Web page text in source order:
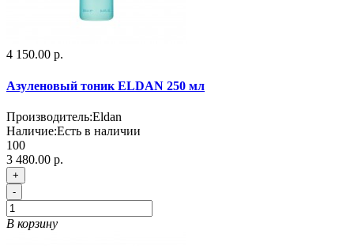
4 150.00 р.
Азуленовый тоник ELDAN 250 мл
Производитель:Eldan
Наличие:Есть в наличии
100
3 480.00 р.
+
-
В корзину